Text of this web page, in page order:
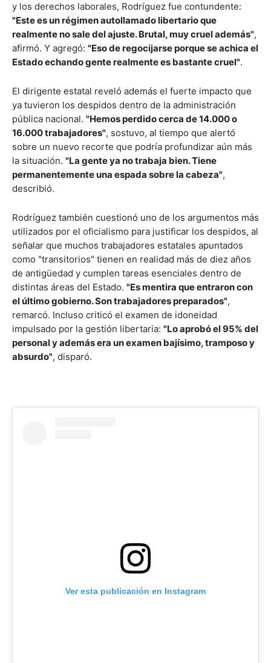
y los derechos laborales, Rodríguez fue contundente:
"Este es un régimen autollamado libertario que
realmente no sale del ajuste. Brutal, muy cruel además",
afirmó. Y agregó: "Eso de regocijarse porque se achica el
Estado echando gente realmente es bastante cruel".
El dirigente estatal reveló además el fuerte impacto que
ya tuvieron los despidos dentro de la administración
pública nacional. "Hemos perdido cerca de 14.000 o
16.000 trabajadores", sostuvo, al tiempo que alertó
sobre un nuevo recorte que podría profundizar aún más
la situación. "La gente ya no trabaja bien. Tiene
permanentemente una espada sobre la cabeza",
describió.
Rodríguez también cuestionó uno de los argumentos más
utilizados por el oficialismo para justificar los despidos, al
señalar que muchos trabajadores estatales apuntados
como "transitorios" tienen en realidad más de diez años
de antigüedad y cumplen tareas esenciales dentro de
distintas áreas del Estado. "Es mentira que entraron con
el último gobierno. Son trabajadores preparados",
remarcó. Incluso criticó el examen de idoneidad
impulsado por la gestión libertaria: "Lo aprobó el 95% del
personal y además era un examen bajísimo, tramposo y
absurdo", disparó.
Ver esta publicación en Instagram